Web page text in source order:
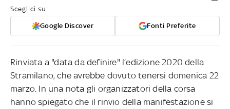
Sceglici su:
Google Discover Fonti Preferite
Rinviata a "data da definire" l’edizione 2020 della
Stramilano, che avrebbe dovuto tenersi domenica 22
marzo. In una nota gli organizzatori della corsa
hanno spiegato che il rinvio della manifestazione si